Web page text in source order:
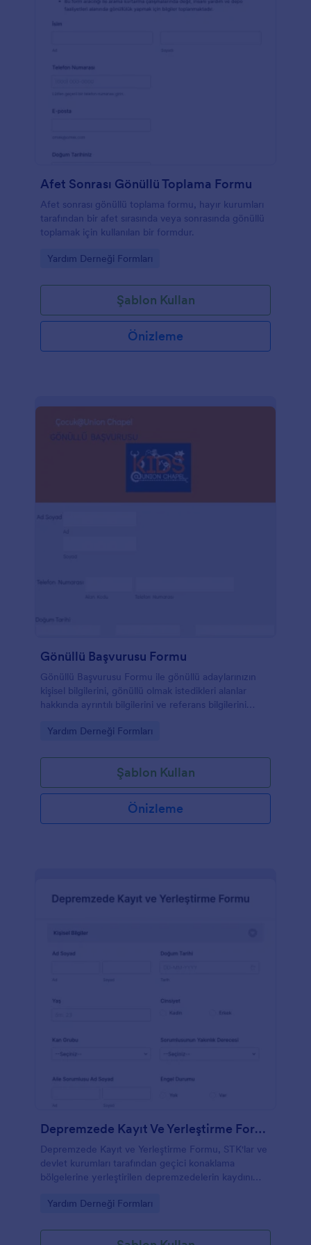
Afet Sonrası Gönüllü Toplama Formu
Afet sonrası gönüllü toplama formu, hayır kurumları
tarafından bir afet sırasında veya sonrasında gönüllü
toplamak için kullanılan bir formdur.
Go to Category:
Yardım Derneği Formları
Şablon Kullan
Önizleme
Gönüllü Başvurusu Formu
Gönüllü Başvurusu Formu ile gönüllü adaylarınızın
kişisel bilgilerini, gönüllü olmak istedikleri alanlar
hakkında ayrıntılı bilgilerini ve referans bilgilerini
Go to Category:
Yardım Derneği Formları
Şablon Kullan
Önizleme
Depremzede Kayıt Ve Yerleştirme Formu
Depremzede Kayıt ve Yerleştirme Formu, STK'lar ve
devlet kurumları tarafından geçici konaklama
bölgelerine yerleştirilen depremzedelerin kaydını
Go to Category:
Yardım Derneği Formları